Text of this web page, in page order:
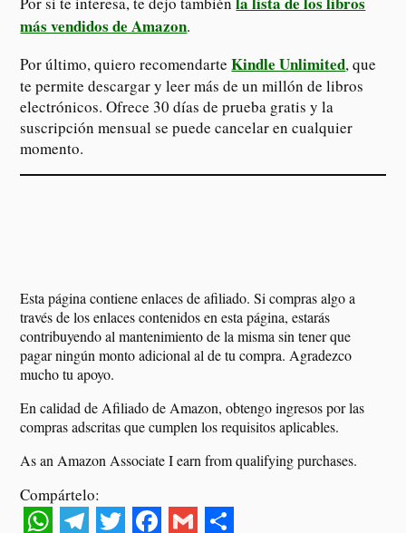
más vendidos de Amazon.
Por último, quiero recomendarteKindle Unlimited, que
te permite descargar y leer más de un millón de libros
electrónicos. Ofrece 30 días de prueba gratis y la
suscripción mensual se puede cancelar en cualquier
momento.
Esta página contiene enlaces de afiliado. Si compras algo a
través de los enlaces contenidos en esta página, estarás
contribuyendo al mantenimiento de la misma sin tener que
pagar ningún monto adicional al de tu compra. Agradezco
mucho tu apoyo.
En calidad de Afiliado de Amazon, obtengo ingresos por las
compras adscritas que cumplen los requisitos aplicables.
As an Amazon Associate I earn from qualifying purchases.
Compártelo: